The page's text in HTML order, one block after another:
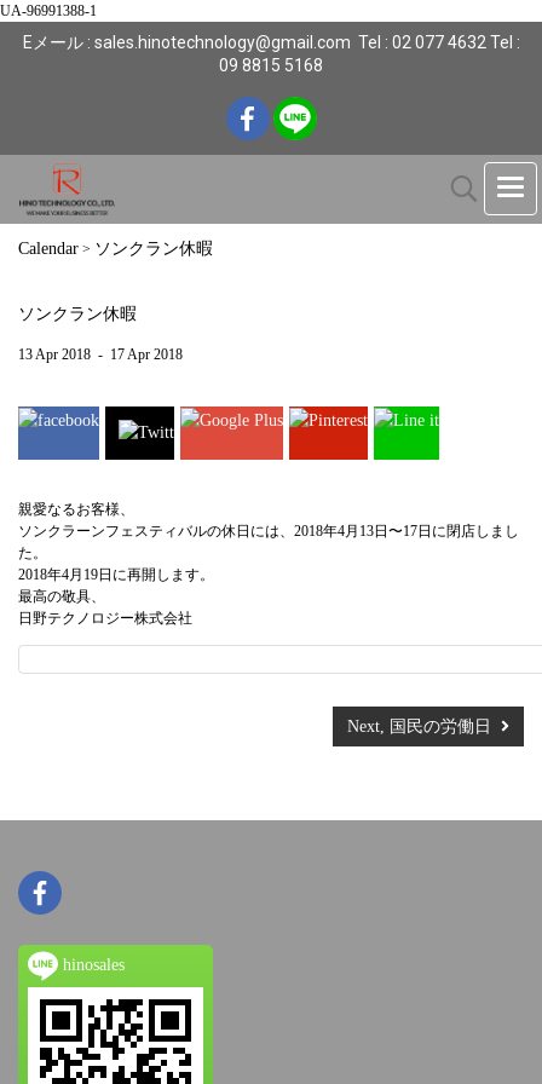
UA-96991388-1
Eメール : sales.hinotechnology@gmail.com Tel : 02 077 4632 Tel :
09 8815 5168
Calendar > ソンクラン休暇
ソンクラン休暇
13 Apr 2018 - 17 Apr 2018
親愛なるお客様、
ソンクラーンフェスティバルの休日には、2018年4月13日〜17日に閉店しまし
た。
2018年4月19日に再開します。
最高の敬具、
日野テクノロジー株式会社
Next, 国民の労働日
hinosales